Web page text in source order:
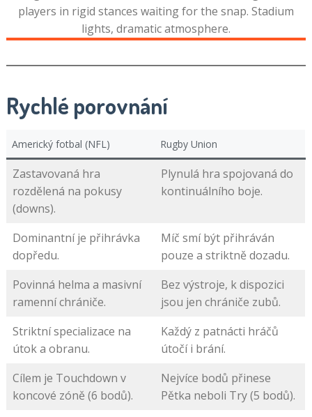
Rychlé porovnání
Americký fotbal (NFL) Rugby Union
Zastavovaná hra
rozdělená na pokusy
(downs).
Plynulá hra spojovaná do
kontinuálního boje.
Dominantní je přihrávka
dopředu.
Míč smí být přihráván
pouze a striktně dozadu.
Povinná helma a masivní
ramenní chrániče.
Bez výstroje, k dispozici
jsou jen chrániče zubů.
Striktní specializace na
útok a obranu.
Každý z patnácti hráčů
útočí i brání.
Cílem je Touchdown v
koncové zóně (6 bodů).
Nejvíce bodů přinese
Pětka neboli Try (5 bodů).